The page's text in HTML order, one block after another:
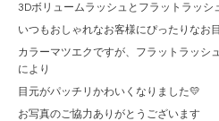
3Dボリュームラッシュとフラットラッ
いつもおしゃれなお客様にぴったりなお
カラーマツエクですが、フラットラッシ
により
目元がパッチリかわいくなりました💛
お写真のご協力ありがとうございます